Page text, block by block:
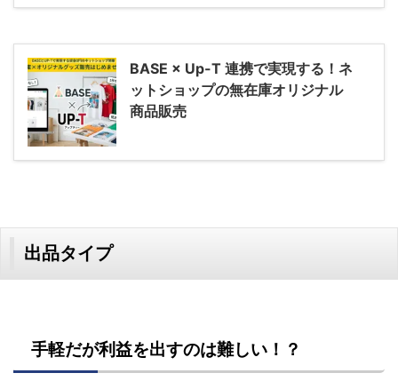
BASE × Up-T 連携で実現する！ネ
ットショップの無在庫オリジナル
商品販売
出品タイプ
手軽だが利益を出すのは難しい！？